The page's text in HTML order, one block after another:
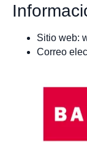
Sitio web:
Correo